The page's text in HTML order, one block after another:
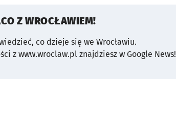
Z WROCŁAWIEM!
co dzieje się we Wrocławiu.
z www.wroclaw.pl znajdziesz w Google News!